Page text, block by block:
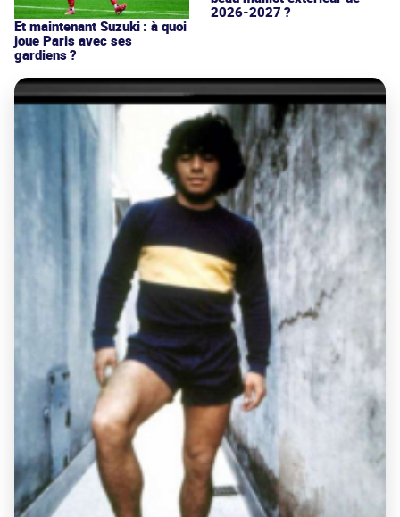
Et maintenant Suzuki : à quoi
joue Paris avec ses
gardiens ?
2026-2027 ?